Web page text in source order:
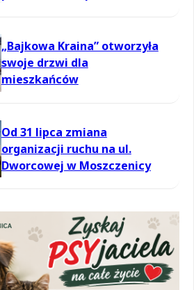
„Bajkowa Kraina” otworzyła
swoje drzwi dla
mieszkańców
Od 31 lipca zmiana
organizacji ruchu na ul.
Dworcowej w Moszczenicy